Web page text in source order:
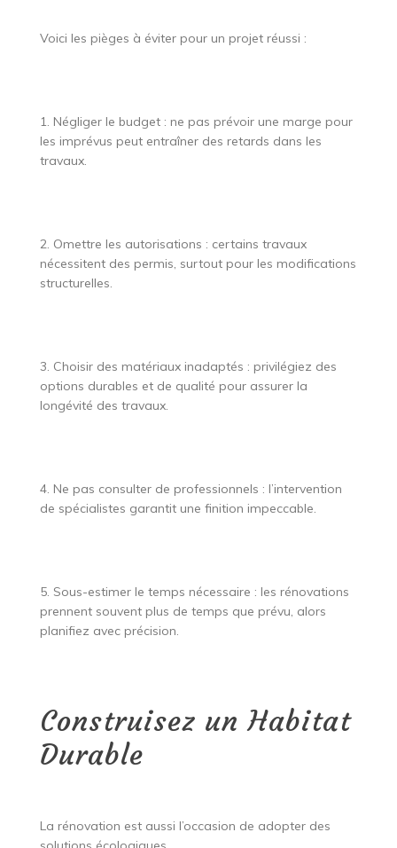
Voici les pièges à éviter pour un projet réussi :
1. Négliger le budget : ne pas prévoir une marge pour
les imprévus peut entraîner des retards dans les
travaux.
2. Omettre les autorisations : certains travaux
nécessitent des permis, surtout pour les modifications
structurelles.
3. Choisir des matériaux inadaptés : privilégiez des
options durables et de qualité pour assurer la
longévité des travaux.
4. Ne pas consulter de professionnels : l’intervention
de spécialistes garantit une finition impeccable.
5. Sous-estimer le temps nécessaire : les rénovations
prennent souvent plus de temps que prévu, alors
planifiez avec précision.
Construisez un Habitat
Durable
La rénovation est aussi l’occasion de adopter des